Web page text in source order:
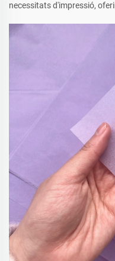
necessitats d'impressió,